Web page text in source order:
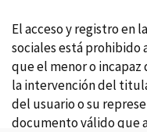
El acceso y registro en
sociales está prohibido
que el menor o incapaz
la intervención del
del usuario o su
documento válido que